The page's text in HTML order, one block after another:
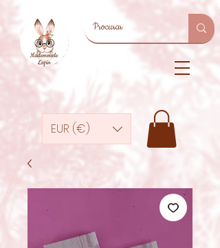
EUR (€)